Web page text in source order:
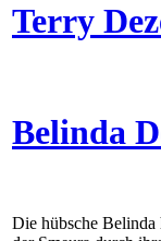
Terry
Belinda
Die hübsche Belinda